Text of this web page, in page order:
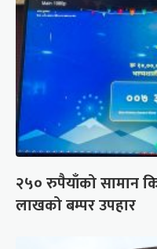
२५० रुपैयाँको सामान
लाखको बम्पर उपहार